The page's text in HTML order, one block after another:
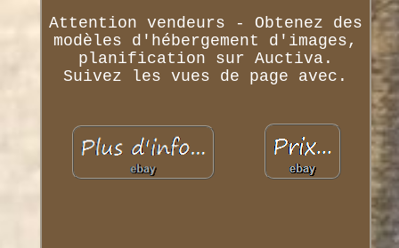
Attention vendeurs - Obtenez des
modèles d'hébergement d'images,
planification sur Auctiva.
Suivez les vues de page avec.